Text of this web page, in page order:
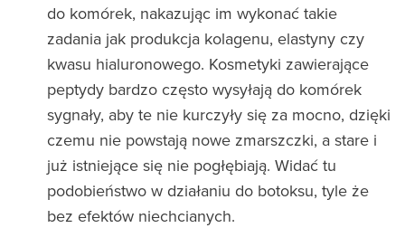
do komórek, nakazując im wykonać takie
zadania jak produkcja kolagenu, elastyny czy
kwasu hialuronowego. Kosmetyki zawierające
peptydy bardzo często wysyłają do komórek
sygnały, aby te nie kurczyły się za mocno, dzięki
czemu nie powstają nowe zmarszczki, a stare i
już istniejące się nie pogłębiają. Widać tu
podobieństwo w działaniu do botoksu, tyle że
bez efektów niechcianych.